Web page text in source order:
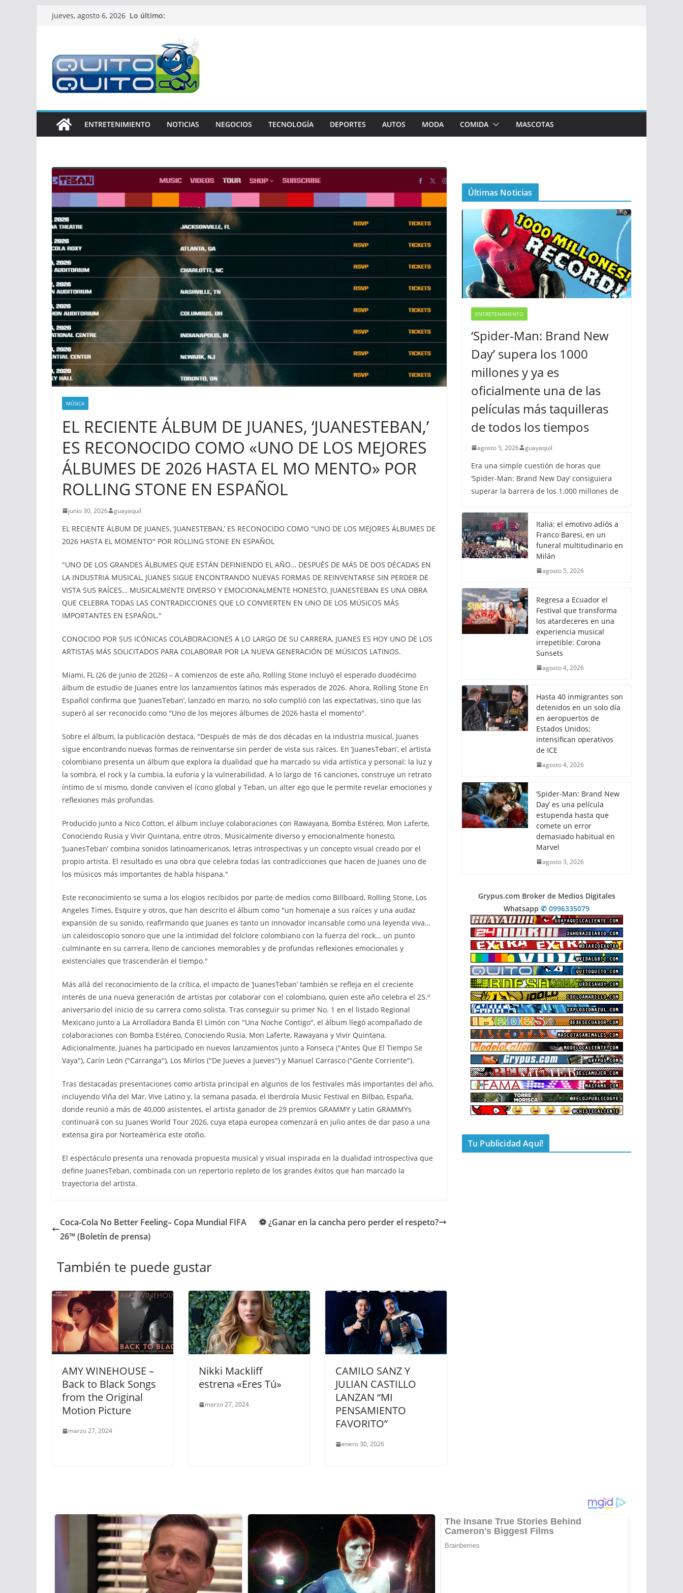
Saltarjueves, agosto 6, 2026 Lo último:
ENTRETENIMIENTO NOTICIAS NEGOCIOS TECNOLOGÍA DEPORTES AUTOS MODA COMIDA MASCOTAS
MÚSICA
EL RECIENTE ÁLBUM DE JUANES, ‘JUANESTEBAN,’
ES RECONOCIDO COMO «UNO DE LOS MEJORES
ÁLBUMES DE 2026 HASTA EL MO MENTO» POR
ROLLING STONE EN ESPAÑOL
junio 30, 2026 guayaquil
EL RECIENTE ÁLBUM DE JUANES, ‘JUANESTEBAN,’ ES RECONOCIDO COMO "UNO DE LOS MEJORES ÁLBUMES DE
2026 HASTA EL MOMENTO" POR ROLLING STONE EN ESPAÑOL
"UNO DE LOS GRANDES ÁLBUMES QUE ESTÁN DEFINIENDO EL AÑO… DESPUÉS DE MÁS DE DOS DÉCADAS EN
LA INDUSTRIA MUSICAL, JUANES SIGUE ENCONTRANDO NUEVAS FORMAS DE REINVENTARSE SIN PERDER DE
VISTA SUS RAÍCES… MUSICALMENTE DIVERSO Y EMOCIONALMENTE HONESTO, JUANESTEBAN ES UNA OBRA
QUE CELEBRA TODAS LAS CONTRADICCIONES QUE LO CONVIERTEN EN UNO DE LOS MÚSICOS MÁS
IMPORTANTES EN ESPAÑOL."
CONOCIDO POR SUS ICÓNICAS COLABORACIONES A LO LARGO DE SU CARRERA, JUANES ES HOY UNO DE LOS
ARTISTAS MÁS SOLICITADOS PARA COLABORAR POR LA NUEVA GENERACIÓN DE MÚSICOS LATINOS.
Miami, FL (26 de junio de 2026) – A comienzos de este año, Rolling Stone incluyó el esperado duodécimo
álbum de estudio de Juanes entre los lanzamientos latinos más esperados de 2026. Ahora, Rolling Stone En
Español confirma que ‘JuanesTeban’, lanzado en marzo, no solo cumplió con las expectativas, sino que las
superó al ser reconocido como "Uno de los mejores álbumes de 2026 hasta el momento".
Sobre el álbum, la publicación destaca, "Después de más de dos décadas en la industria musical, Juanes
sigue encontrando nuevas formas de reinventarse sin perder de vista sus raíces. En ‘JuanesTeban’, el artista
colombiano presenta un álbum que explora la dualidad que ha marcado su vida artística y personal: la luz y
la sombra, el rock y la cumbia, la euforia y la vulnerabilidad. A lo largo de 16 canciones, construye un retrato
íntimo de sí mismo, donde conviven el ícono global y Teban, un alter ego que le permite revelar emociones y
reflexiones más profundas.
Producido junto a Nico Cotton, el álbum incluye colaboraciones con Rawayana, Bomba Estéreo, Mon Laferte,
Conociendo Rusia y Vivir Quintana, entre otros. Musicalmente diverso y emocionalmente honesto,
‘JuanesTeban’ combina sonidos latinoamericanos, letras introspectivas y un concepto visual creado por el
propio artista. El resultado es una obra que celebra todas las contradicciones que hacen de Juanes uno de
los músicos más importantes de habla hispana."
Este reconocimiento se suma a los elogios recibidos por parte de medios como Billboard, Rolling Stone, Los
Angeles Times, Esquire y otros, que han descrito el álbum como "un homenaje a sus raíces y una audaz
expansión de su sonido, reafirmando que Juanes es tanto un innovador incansable como una leyenda viva…
un caleidoscopio sonoro que une la intimidad del folclore colombiano con la fuerza del rock… un punto
culminante en su carrera, lleno de canciones memorables y de profundas reflexiones emocionales y
existenciales que trascenderán el tiempo."
Más allá del reconocimiento de la crítica, el impacto de ‘JuanesTeban’ también se refleja en el creciente
interés de una nueva generación de artistas por colaborar con el colombiano, quien este año celebra el 25.º
aniversario del inicio de su carrera como solista. Tras conseguir su primer No. 1 en el listado Regional
Mexicano junto a La Arrolladora Banda El Limón con "Una Noche Contigo", el álbum llegó acompañado de
colaboraciones con Bomba Estéreo, Conociendo Rusia, Mon Laferte, Rawayana y Vivir Quintana.
Adicionalmente, Juanes ha participado en nuevos lanzamientos junto a Fonseca ("Antes Que El Tiempo Se
Vaya"), Carín León ("Carranga"), Los Mirlos ("De Jueves a Jueves") y Manuel Carrasco ("Gente Corriente").
Tras destacadas presentaciones como artista principal en algunos de los festivales más importantes del año,
incluyendo Viña del Mar, Vive Latino y, la semana pasada, el Iberdrola Music Festival en Bilbao, España,
donde reunió a más de 40,000 asistentes, el artista ganador de 29 premios GRAMMY y Latin GRAMMYs
continuará con su Juanes World Tour 2026, cuya etapa europea comenzará en julio antes de dar paso a una
extensa gira por Norteamérica este otoño.
El espectáculo presenta una renovada propuesta musical y visual inspirada en la dualidad introspectiva que
define JuanesTeban, combinada con un repertorio repleto de los grandes éxitos que han marcado la
trayectoria del artista.
Coca-Cola No Better Feeling– Copa Mundial FIFA
26™ (Boletín de prensa)
⚽ ¿Ganar en la cancha pero perder el respeto?
También te puede gustar
AMY WINEHOUSE –
Back to Black Songs
from the Original
Motion Picture
marzo 27, 2024
Nikki Mackliff
estrena «Eres Tú»
marzo 27, 2024
CAMILO SANZ Y
JULIAN CASTILLO
LANZAN “MI
PENSAMIENTO
FAVORITO”
enero 30, 2026
Últimas Noticias
ENTRETENIMIENTO
‘Spider-Man: Brand New
Day’ supera los 1000
millones y ya es
oficialmente una de las
películas más taquilleras
de todos los tiempos
agosto 5, 2026 guayaquil
Era una simple cuestión de horas que
‘Spider-Man: Brand New Day’ consiguiera
superar la barrera de los 1.000 millones de
Italia: el emotivo adiós a
Franco Baresi, en un
funeral multitudinario en
Milán
agosto 5, 2026
Regresa a Ecuador el
Festival que transforma
los atardeceres en una
experiencia musical
irrepetible: Corona
Sunsets
agosto 4, 2026
Hasta 40 inmigrantes son
detenidos en un solo día
en aeropuertos de
Estados Unidos;
intensifican operativos
de ICE
agosto 4, 2026
‘Spider-Man: Brand New
Day’ es una película
estupenda hasta que
comete un error
demasiado habitual en
Marvel
agosto 3, 2026
Grypus.com Broker de Medios Digitales
Whatsapp ✆ 0996335079
Tu Publicidad Aquí!